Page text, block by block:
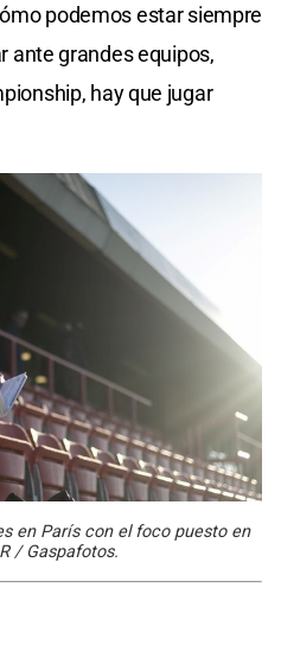
podemos estar siempre
ante grandes equipos,
hay que jugar
en París con el foco puesto en
/ Gaspafotos.